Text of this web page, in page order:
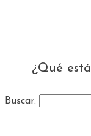
¿Qué
Buscar: